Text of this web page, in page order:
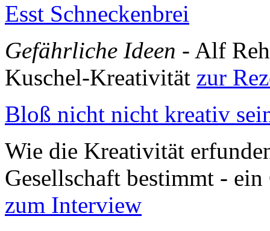
Esst Schneckenbrei
Gefährliche Ideen - Alf
Kuschel-Kreativität zur
Bloß nicht nicht kreativ
Wie die Kreativität
Gesellschaft bestimmt -
zum Interview